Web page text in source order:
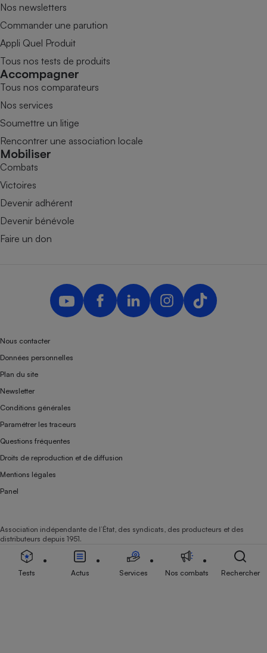
Nos newsletters
Commander une parution
Appli Quel Produit
Tous nos tests de produits
Accompagner
Tous nos comparateurs
Nos services
Soumettre un litige
Rencontrer une association locale
Mobiliser
Combats
Victoires
Devenir adhérent
Devenir bénévole
Faire un don
Nous contacter
Données personnelles
Plan du site
Newsletter
Conditions générales
Paramétrer les traceurs
Questions fréquentes
Droits de reproduction et de diffusion
Mentions légales
Panel
Association indépendante de l’État, des syndicats, des producteurs et des
distributeurs depuis 1951.
Tests Actus Services Nos combats Rechercher